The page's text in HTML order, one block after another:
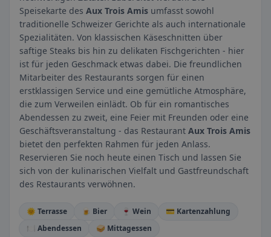
Speisekarte des Aux Trois Amis umfasst sowohl
traditionelle Schweizer Gerichte als auch internationale
Spezialitäten. Von klassischen Käseschnitten über
saftige Steaks bis hin zu delikaten Fischgerichten - hier
ist für jeden Geschmack etwas dabei. Die freundlichen
Mitarbeiter des Restaurants sorgen für einen
erstklassigen Service und eine gemütliche Atmosphäre,
die zum Verweilen einlädt. Ob für ein romantisches
Abendessen zu zweit, eine Feier mit Freunden oder eine
Geschäftsveranstaltung - das Restaurant Aux Trois Amis
bietet den perfekten Rahmen für jeden Anlass.
Reservieren Sie noch heute einen Tisch und lassen Sie
sich von der kulinarischen Vielfalt und Gastfreundschaft
des Restaurants verwöhnen.
🌞 Terrasse 🍺 Bier 🍷 Wein
💳 Kartenzahlung
🍽️ Abendessen
🥪 Mittagessen